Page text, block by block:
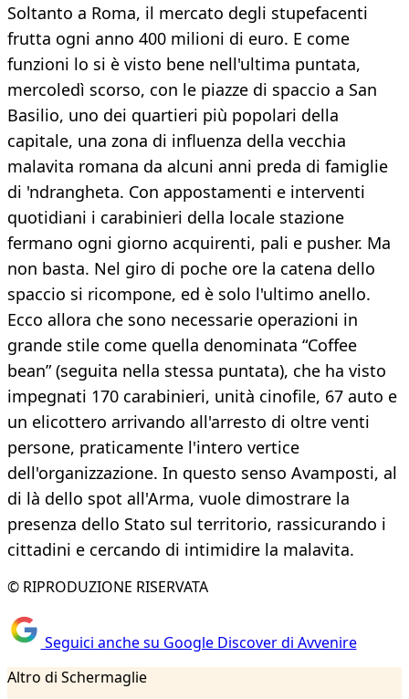
Soltanto a Roma, il mercato degli stupefacenti
frutta ogni anno 400 milioni di euro. E come
funzioni lo si è visto bene nell'ultima puntata,
mercoledì scorso, con le piazze di spaccio a San
Basilio, uno dei quartieri più popolari della
capitale, una zona di influenza della vecchia
malavita romana da alcuni anni preda di famiglie
di 'ndrangheta. Con appostamenti e interventi
quotidiani i carabinieri della locale stazione
fermano ogni giorno acquirenti, pali e pusher. Ma
non basta. Nel giro di poche ore la catena dello
spaccio si ricompone, ed è solo l'ultimo anello.
Ecco allora che sono necessarie operazioni in
grande stile come quella denominata “Coffee
bean” (seguita nella stessa puntata), che ha visto
impegnati 170 carabinieri, unità cinofile, 67 auto e
un elicottero arrivando all'arresto di oltre venti
persone, praticamente l'intero vertice
dell'organizzazione. In questo senso Avamposti, al
di là dello spot all'Arma, vuole dimostrare la
presenza dello Stato sul territorio, rassicurando i
cittadini e cercando di intimidire la malavita.
© RIPRODUZIONE RISERVATA
Seguici anche su Google Discover di Avvenire
Altro di Schermaglie